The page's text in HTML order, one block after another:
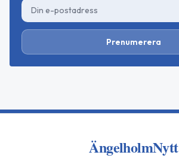
Prenumerera
ÄngelholmNytt